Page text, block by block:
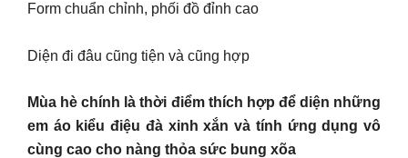
Form chuẩn chỉnh, phối đồ đỉnh cao
Diện đi đâu cũng tiện và cũng hợp
Mùa hè chính là thời điểm thích hợp để diện những
em áo kiểu điệu đà xinh xắn và tính ứng dụng vô
cùng cao cho nàng thỏa sức bung xõa